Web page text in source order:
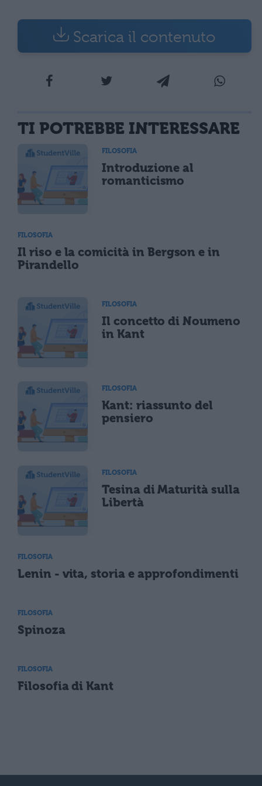
Scarica il contenuto
TI POTREBBE INTERESSARE
FILOSOFIA
Introduzione al
romanticismo
FILOSOFIA
Il riso e la comicità in Bergson e in
Pirandello
FILOSOFIA
Il concetto di Noumeno
in Kant
FILOSOFIA
Kant: riassunto del
pensiero
FILOSOFIA
Tesina di Maturità sulla
Libertà
FILOSOFIA
Lenin - vita, storia e approfondimenti
FILOSOFIA
Spinoza
FILOSOFIA
Filosofia di Kant